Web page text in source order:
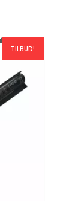
TILBUD!